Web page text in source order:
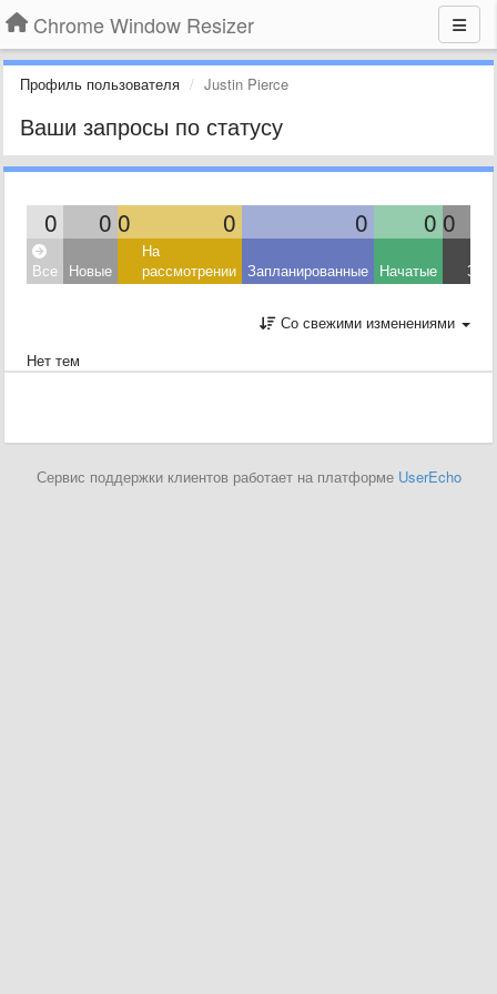
Chrome Window Resizer
Профиль пользователя Justin Pierce
Ваши запросы по статусу
0 0 0 0 0 0 0
Все Новые
На
рассмотрении Запланированные Начатые
Со свежими изменениями
Нет тем
Сервис поддержки клиентов работает на платформе UserEcho